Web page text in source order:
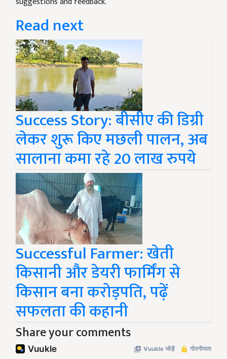
Read next
Success Story: बीसीए की डिग्री
लेकर शुरू किए मछली पालन, अब
सालाना कमा रहे 20 लाख रुपये
Successful Farmer: खेती
किसानी और डेयरी फार्मिंग से
किसान बना करोड़पति, पढ़ें
सफलता की कहानी
Share your comments